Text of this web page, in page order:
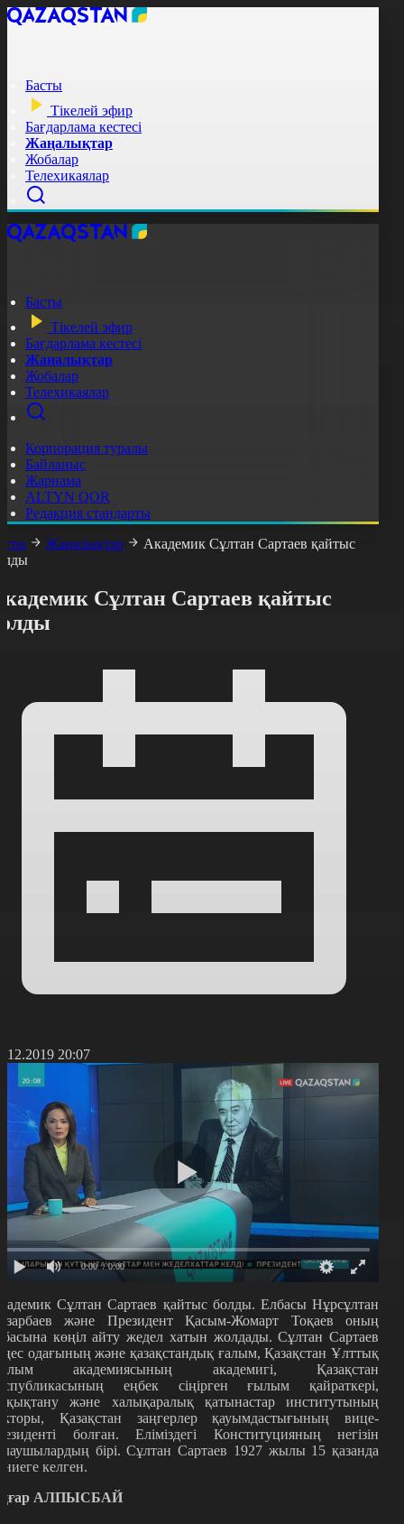
Басты
Тікелей эфир
Бағдарлама кестесі
Жаңалықтар
Жобалар
Телехикаялар
Басты
Тікелей эфир
Бағдарлама кестесі
Жаңалықтар
Жобалар
Телехикаялар
Корпорация туралы
Байланыс
Жарнама
ALTYN QOR
Редакция стандарты
Жаңалықтар
Академик Сұлтан Сартаев қайтыс
Сұлтан Сартаев қайтыс
20:07
0:00 / 0:00
Сұлтан Сартаев қайтыс болды. Елбасы Нұрсұлтан
және Президент Қасым-Жомарт Тоқаев оның
көңіл айту жедел хатын жолдады. Сұлтан Сартаев
одағының және қазақстандық ғалым, Қазақстан Ұлттық
академиясының академигі, Қазақстан
еңбек сіңірген ғылым қайраткері,
және халықаралық қатынастар институтының
Қазақстан заңгерлер қауымдастығының вице-
болған. Еліміздегі Конституцияның негізін
бірі. Сұлтан Сартаев 1927 жылы 15 қазанда
келген.
АЛПЫСБАЙ